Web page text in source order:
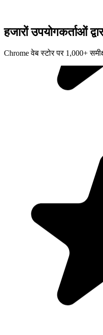
हजारों उपयोगकर्ताओं
Chrome वेब स्टोर पर 1,000+
"Seriously, makes my tasks
free version is quite nice for
expand, and this is definitely a
Workspace and Calendar."